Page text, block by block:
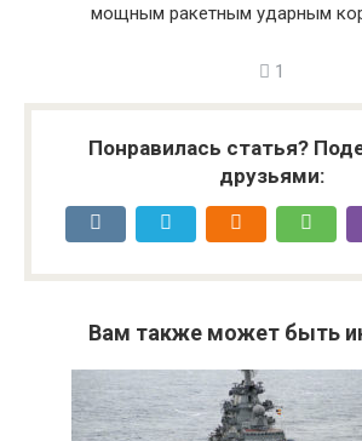
мощным ракетным ударным
1
Понравилась статья?
друзьями:
Вам также может быть